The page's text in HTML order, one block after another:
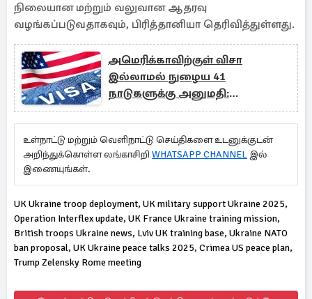
நிலையான மற்றும் வலுவான ஆதரவு
வழங்கப்படுவதாகவும், பிரித்தானியா தெரிவித்துள்ளது.
அமெரிக்காவிற்குள் விசா
இல்லாமல் நுழைய 41
நாடுகளுக்கு அனுமதி:
விதிமுறைகள், ESTA தேவைகள்
உள்நாட்டு மற்றும் வெளிநாட்டு செய்திகளை உடனுக்குடன்
அறிந்துக்கொள்ள லங்காசிறி WHATSAPP CHANNEL இல்
இணையுங்கள்.
UK Ukraine troop deployment, UK military support Ukraine 2025,
Operation Interflex update, UK France Ukraine training mission,
British troops Ukraine news, Lviv UK training base, Ukraine NATO
ban proposal, UK Ukraine peace talks 2025, Crimea US peace plan,
Trump Zelensky Rome meeting